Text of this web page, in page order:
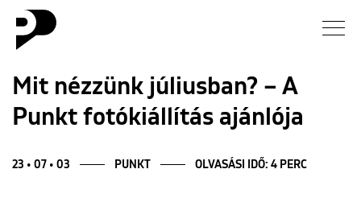
Hírek
Galéria
Interjú
Mit nézzünk júliusban? – A
Punkt fotókiállítás ajánlója
23 • 07 • 03 PUNKT OLVASÁSI IDŐ: 4 PERC